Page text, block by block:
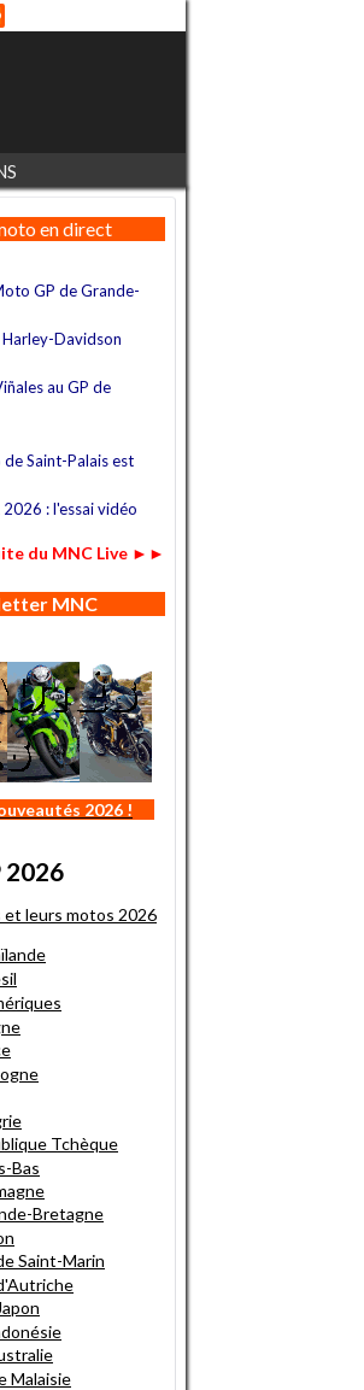
en direct
GP de Grande-
Davidson
au GP de
Saint-Palais est
: l'essai vidéo
du MNC Live ►►
MNC
2026 !
2026
et leurs motos 2026
Tchèque
Bas
Bretagne
Saint-Marin
Malaisie